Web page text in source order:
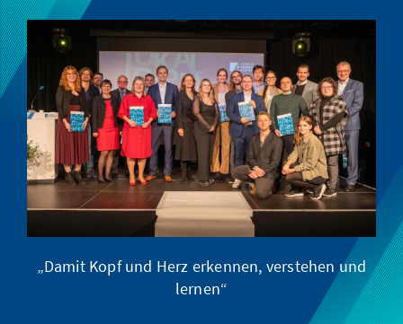
„Damit Kopf und Herz erkennen, verstehen und
lernen“